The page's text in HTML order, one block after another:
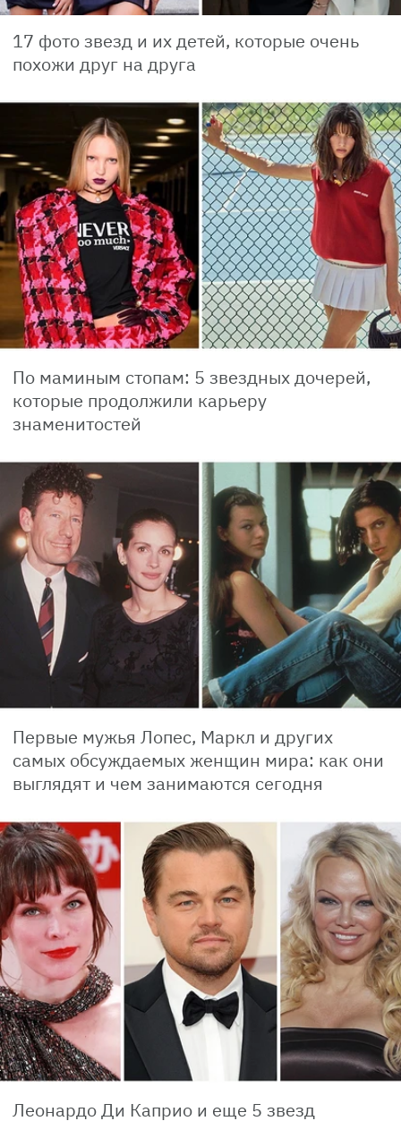
17 фото звезд и их детей, которые очень
похожи друг на друга
По маминым стопам: 5 звездных дочерей,
которые продолжили карьеру
знаменитостей
Первые мужья Лопес, Маркл и других
самых обсуждаемых женщин мира: как они
выглядят и чем занимаются сегодня
Леонардо Ди Каприо и еще 5 звезд